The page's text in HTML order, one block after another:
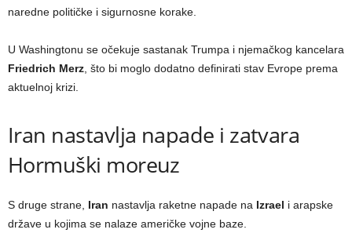
naredne političke i sigurnosne korake.
U Washingtonu se očekuje sastanak Trumpa i njemačkog kancelara
Friedrich Merz , što bi moglo dodatno definirati stav Evrope prema
aktuelnoj krizi.
Iran nastavlja napade i zatvara
Hormuški moreuz
S druge strane, Iran nastavlja raketne napade na Izrael i arapske
države u kojima se nalaze američke vojne baze.